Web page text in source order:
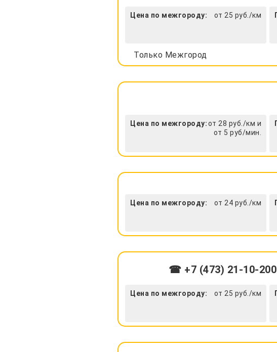
Цена по межгороду: от 25 руб./км
Только Межгород
Цена по межгороду:от 28 руб./км и
от 5 руб/мин.
Цена по межгороду: от 24 руб./км
☎ +7 (473) 21-10-200
Цена по межгороду: от 25 руб./км